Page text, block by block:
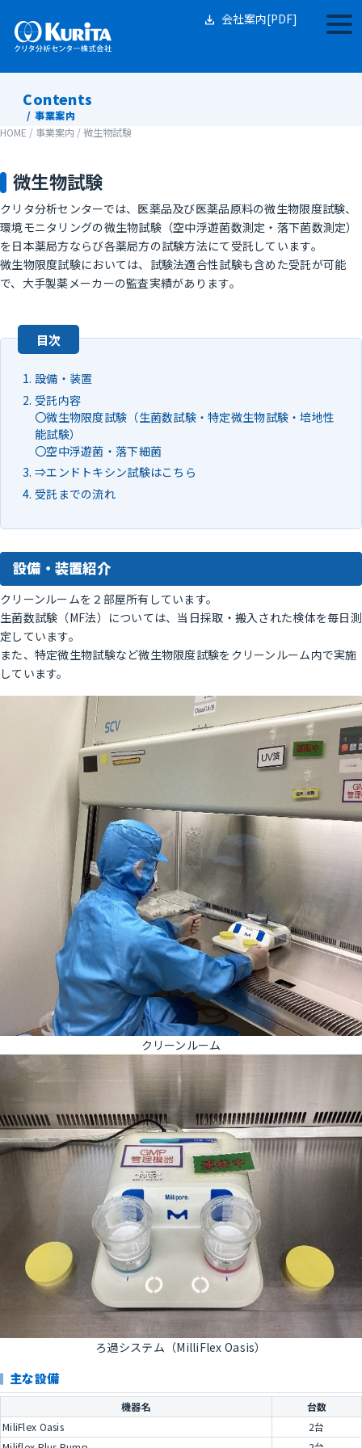
content
会社案内[PDF]
Contents
事業案内
HOME / 事業案内 /微生物試験
微生物試験
クリタ分析センターでは、医薬品及び医薬品原料の微生物限度試験、
環境モニタリングの微生物試験（空中浮遊菌数測定・落下菌数測定）
を日本薬局方ならび各薬局方の試験方法にて受託しています。
微生物限度試験においては、試験法適合性試験も含めた受託が可能
で、大手製薬メーカーの監査実績があります。
目次
設備・装置
受託内容
〇微生物限度試験（生菌数試験・特定微生物試験・培地性
能試験）
〇空中浮遊菌・落下細菌
⇒エンドトキシン試験はこちら
受託までの流れ
設備・装置紹介
クリーンルームを２部屋所有しています。
生菌数試験（MF法）については、当日採取・搬入された検体を毎日測
定しています。
また、特定微生物試験など微生物限度試験をクリーンルーム内で実施
しています。
クリーンルーム
ろ過システム（MilliFlex Oasis）
主な設備
機器名
台数
MiliFlex Oasis
2台